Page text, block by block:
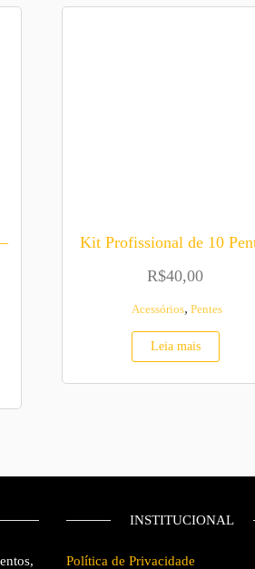
Kit Profissional de 10
R$40,00
Acessórios, Pentes
Leia mais
INSTITUCIONAL
Política de Privacidade